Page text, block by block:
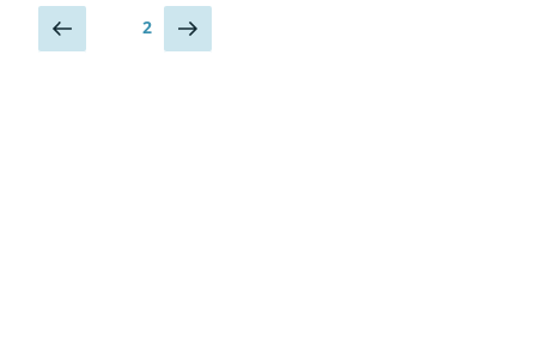
Seitennummerierung
der
Vorherige
Seite
Seite2 Nächste
Seite